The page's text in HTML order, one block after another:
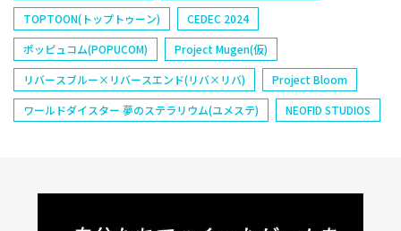
TOPTOON(トップトゥーン)
CEDEC 2024
ポッピュコム(POPUCOM)
Project Mugen(仮)
リバースブルー×リバースエンド(リバ×リバ)
Project Bloom
ワールドダイスター 夢のステラリウム(ユメステ)
NEOFID STUDIOS